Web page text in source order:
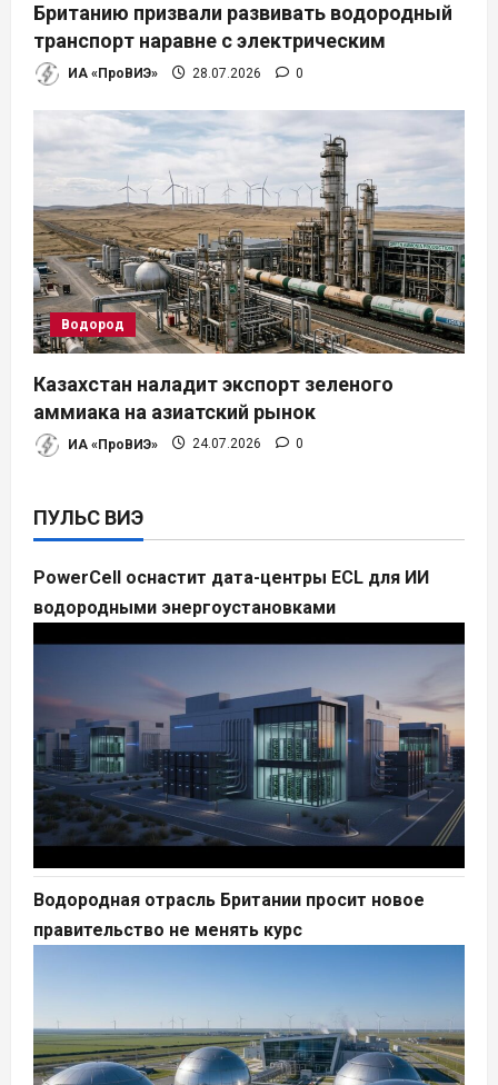
Британию призвали развивать водородный
транспорт наравне с электрическим
ИА «ПроВИЭ» 28.07.2026 0
Водород
Казахстан наладит экспорт зеленого
аммиака на азиатский рынок
ИА «ПроВИЭ» 24.07.2026 0
ПУЛЬС ВИЭ
PowerCell оснастит дата-центры ECL для ИИ
водородными энергоустановками
Водородная отрасль Британии просит новое
правительство не менять курс